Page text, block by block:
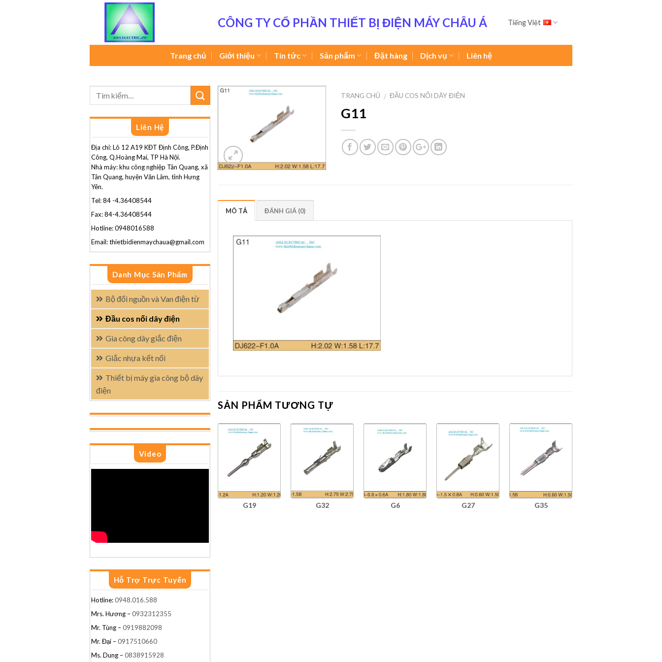
content
CÔNG TY CỔ PHẦN THIẾT BỊ ĐIỆN MÁY CHÂU Á Tiếng Việt
Trang chủ Giới thiệu Tin tức Sản phẩm Đặt hàng Dịch vụ Liên hệ
TRANG CHỦ / ĐẦU COS NỐI DÂY ĐIỆN
G11
MÔ TẢ ĐÁNH GIÁ (0)
SẢN PHẨM TƯƠNG TỰ
G19 G32 G6 G27 G35
Liên Hệ
Địa chỉ: Lô 12 A19 KĐT Định Công, P.Định
Công, Q.Hoàng Mai, TP Hà Nội.
Nhà máy: khu công nghiệp Tân Quang, xã
Tân Quang, huyện Văn Lâm, tỉnh Hưng
Yên.
Tel: 84 -4.36408544
Fax: 84-4.36408544
Hotline: 0948016588
Email: thietbidienmaychaua@gmail.com
Danh Mục Sản Phẩm
Bộ đổi nguồn và Van điện từ
Đầu cos nối dây điện
Gia công dây giắc điện
Giắc nhựa kết nối
Thiết bị máy gia công bộ dây
điện
Video
Hỗ Trợ Trực Tuyến
Hotline:0948.016.588
Mrs. Hương –0932312355
Mr. Tùng –0919882098
Mr. Đại –0917510660
Ms. Dung –0838915928